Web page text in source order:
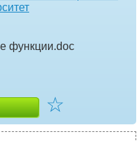
функции.doc
☆